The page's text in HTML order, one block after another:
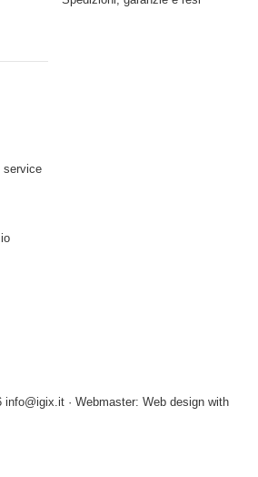
service
· Webmaster: Web design with